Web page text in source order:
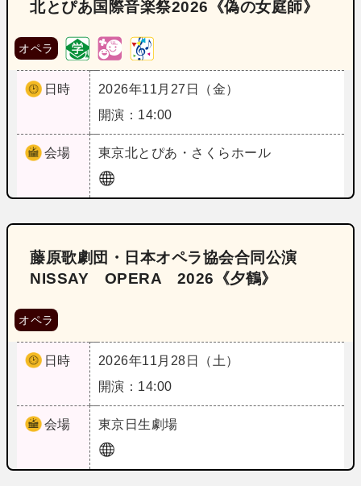
北とぴあ国際音楽祭2026《偽の女庭師》
オペラ
日時
2026年11月27日（金）
開演：14:00
会場 東京北とぴあ・さくらホール
藤原歌劇団・日本オペラ協会合同公演
NISSAY OPERA 2026《夕鶴》
オペラ
日時
2026年11月28日（土）
開演：14:00
会場 東京 日生劇場